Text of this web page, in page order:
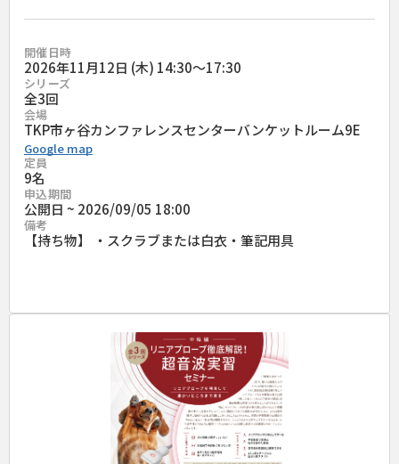
開催日時
2026年11月12日 (木) 14:30〜17:30
シリーズ
全3回
会場
TKP市ヶ谷カンファレンスセンターバンケットルーム9E
Google map
定員
9名
申込期間
公開日 ~ 2026/09/05 18:00
備考
【持ち物】 ・スクラブまたは白衣・筆記用具